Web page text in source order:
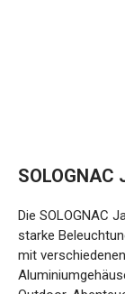
dir starke
USB, mit
IP67-
deine Outdoor-